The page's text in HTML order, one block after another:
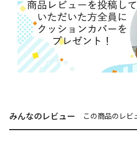
みんなのレビュー この商品のレビ